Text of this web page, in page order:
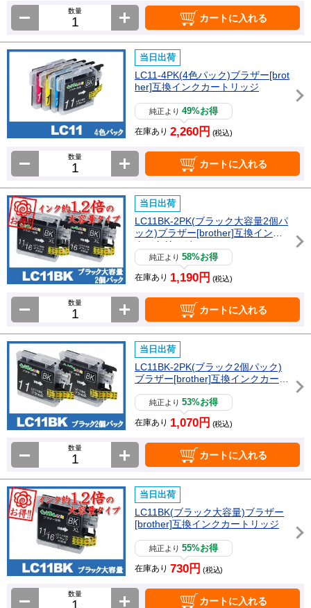
数量
カートに入れる
当日出荷
LC11-4PK(4色パック)ブラザー[brot
her]互換インクカートリッジ
純正より49%お得
在庫あり 2,260円 (税込)
数量
カートに入れる
当日出荷
LC11BK-2PK(ブラック大容量2個パ
ック)ブラザー[brother]互換インク
カートリッジ
純正より58%お得
在庫あり 1,190円 (税込)
数量
カートに入れる
当日出荷
LC11BK-2PK(ブラック2個パック)
ブラザー[brother]互換インクカート
純正より53%お得
在庫あり 1,070円 (税込)
数量
カートに入れる
当日出荷
LC11BK(ブラック大容量)ブラザー
[brother]互換インクカートリッジ
純正より55%お得
在庫あり 730円 (税込)
数量
カートに入れる